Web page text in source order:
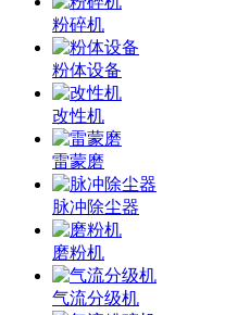
粉碎机
粉体设备
改性机
雷蒙磨
脉冲除尘器
磨粉机
气流分级机